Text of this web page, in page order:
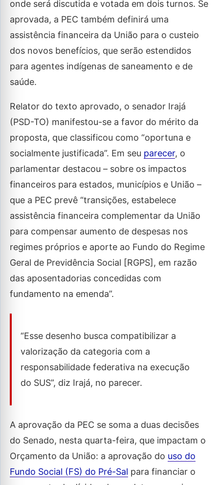
onde será discutida e votada em dois turnos. Se
aprovada, a PEC também definirá uma
assistência financeira da União para o custeio
dos novos benefícios, que serão estendidos
para agentes indígenas de saneamento e de
saúde.
Relator do texto aprovado, o senador Irajá
(PSD-TO) manifestou-se a favor do mérito da
proposta, que classificou como “oportuna e
socialmente justificada”. Em seu parecer, o
parlamentar destacou – sobre os impactos
financeiros para estados, municípios e União –
que a PEC prevê “transições, estabelece
assistência financeira complementar da União
para compensar aumento de despesas nos
regimes próprios e aporte ao Fundo do Regime
Geral de Previdência Social [RGPS], em razão
das aposentadorias concedidas com
fundamento na emenda”.
“Esse desenho busca compatibilizar a
valorização da categoria com a
responsabilidade federativa na execução
do SUS”, diz Irajá, no parecer.
A aprovação da PEC se soma a duas decisões
do Senado, nesta quarta-feira, que impactam o
Orçamento da União: a aprovação do uso do
Fundo Social (FS) do Pré-Sal para financiar o